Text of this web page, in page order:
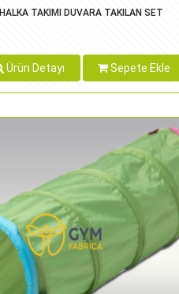
HALKA TAKIMI DUVARA TAKILAN SET
Ürün Detayı Sepete Ekle